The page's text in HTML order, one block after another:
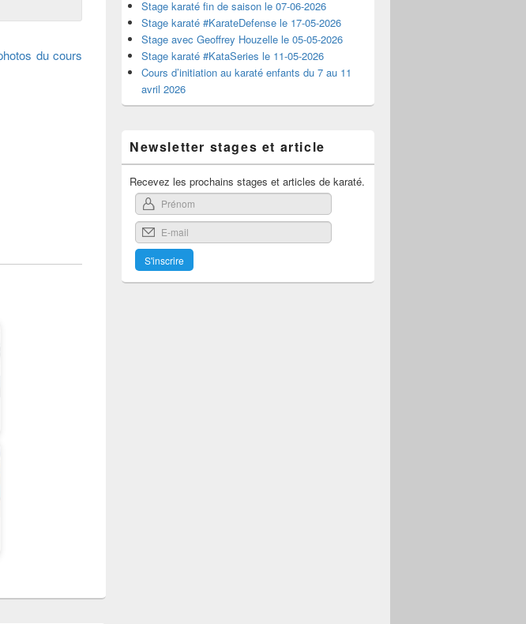
du cours
Stage karaté fin de saison le 07-06-2026
Stage karaté #KarateDefense le 17-05-2026
Stage avec Geoffrey Houzelle le 05-05-2026
Stage karaté #KataSeries le 11-05-2026
Cours d’initiation au karaté enfants du 7 au 11
avril 2026
Newsletter stages et article
Recevez les prochains stages et articles de karaté.